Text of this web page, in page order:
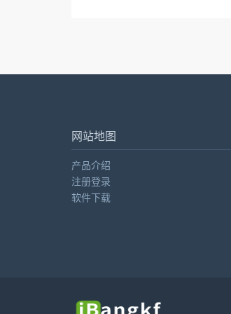
网站地图
产品介绍
注册登录
软件下载